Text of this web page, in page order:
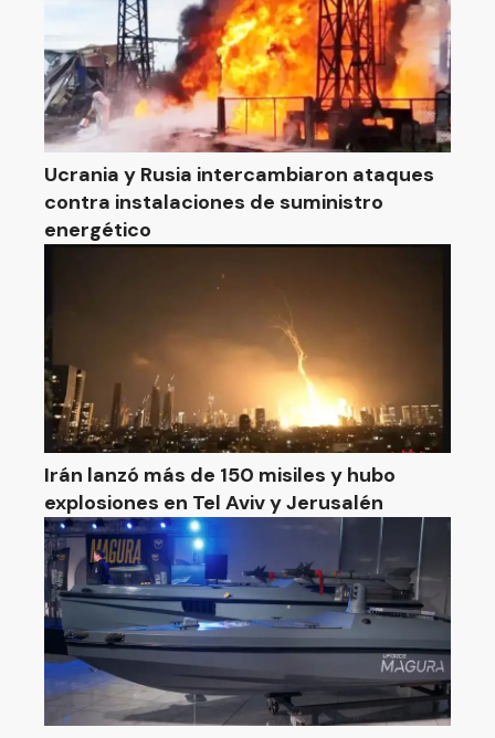
Ucrania y Rusia intercambiaron ataques
contra instalaciones de suministro
energético
Irán lanzó más de 150 misiles y hubo
explosiones en Tel Aviv y Jerusalén